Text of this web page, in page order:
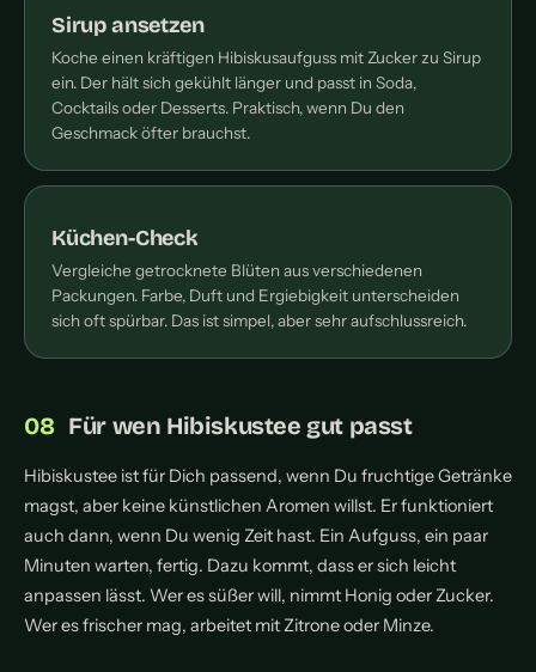
Sirup ansetzen
Koche einen kräftigen Hibiskusaufguss mit Zucker zu Sirup
ein. Der hält sich gekühlt länger und passt in Soda,
Cocktails oder Desserts. Praktisch, wenn Du den
Geschmack öfter brauchst.
Küchen-Check
Vergleiche getrocknete Blüten aus verschiedenen
Packungen. Farbe, Duft und Ergiebigkeit unterscheiden
sich oft spürbar. Das ist simpel, aber sehr aufschlussreich.
Für wen Hibiskustee gut passt
Hibiskustee ist für Dich passend, wenn Du fruchtige Getränke
magst, aber keine künstlichen Aromen willst. Er funktioniert
auch dann, wenn Du wenig Zeit hast. Ein Aufguss, ein paar
Minuten warten, fertig. Dazu kommt, dass er sich leicht
anpassen lässt. Wer es süßer will, nimmt Honig oder Zucker.
Wer es frischer mag, arbeitet mit Zitrone oder Minze.